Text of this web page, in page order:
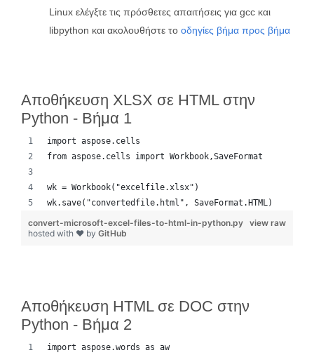
Linux ελέγξτε τις πρόσθετες απαιτήσεις για gcc και
libpython και ακολουθήστε το οδηγίες βήμα προς βήμα
Αποθήκευση XLSX σε HTML στην
Python - Βήμα 1
import aspose.cells
from aspose.cells import Workbook,SaveFormat
wk = Workbook("excelfile.xlsx")
wk.save("convertedfile.html", SaveFormat.HTML)
view raw
convert-microsoft-excel-files-to-html-in-python.py
hosted with ❤ by GitHub
Αποθήκευση HTML σε DOC στην
Python - Βήμα 2
import aspose.words as aw